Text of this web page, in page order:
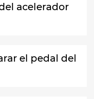
acelerador
el pedal del